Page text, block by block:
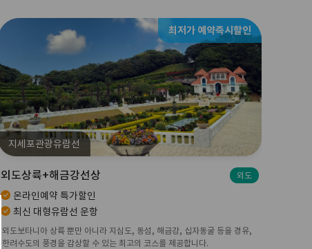
최저가 예약즉시할인
지세포관광유람선
외도상륙+해금강선상 외도
온라인예약 특가할인
최신 대형유람선 운항
외도보타니아 상륙 뿐만 아니라 지심도, 동섬, 해금강, 십자동굴 등을 경유,
한려수도의 풍경을 감상할 수 있는 최고의 코스를 제공합니다.